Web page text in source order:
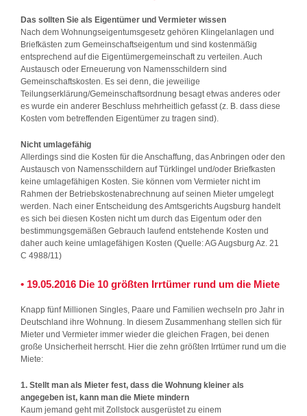
Das sollten Sie als Eigentümer und Vermieter wissen
Nach dem Wohnungseigentumsgesetz gehören Klingelanlagen und
Briefkästen zum Gemeinschaftseigentum und sind kostenmäßig
entsprechend auf die Eigentümergemeinschaft zu verteilen. Auch
Austausch oder Erneuerung von Namensschildern sind
Gemeinschaftskosten. Es sei denn, die jeweilige
Teilungserklärung/Gemeinschaftsordnung besagt etwas anderes oder
es wurde ein anderer Beschluss mehrheitlich gefasst (z. B. dass diese
Kosten vom betreffenden Eigentümer zu tragen sind).
Nicht umlagefähig
Allerdings sind die Kosten für die Anschaffung, das Anbringen oder den
Austausch von Namensschildern auf Türklingel und/oder Briefkasten
keine umlagefähigen Kosten. Sie können vom Vermieter nicht im
Rahmen der Betriebskostenabrechnung auf seinen Mieter umgelegt
werden. Nach einer Entscheidung des Amtsgerichts Augsburg handelt
es sich bei diesen Kosten nicht um durch das Eigentum oder den
bestimmungsgemäßen Gebrauch laufend entstehende Kosten und
daher auch keine umlagefähigen Kosten (Quelle: AG Augsburg Az. 21
C 4988/11)
• 19.05.2016 Die 10 größten Irrtümer rund um die Miete
Knapp fünf Millionen Singles, Paare und Familien wechseln pro Jahr in
Deutschland ihre Wohnung. In diesem Zusammenhang stellen sich für
Mieter und Vermieter immer wieder die gleichen Fragen, bei denen
große Unsicherheit herrscht. Hier die zehn größten Irrtümer rund um die
Miete:
1. Stellt man als Mieter fest, dass die Wohnung kleiner als
angegeben ist, kann man die Miete mindern
Kaum jemand geht mit Zollstock ausgerüstet zu einem